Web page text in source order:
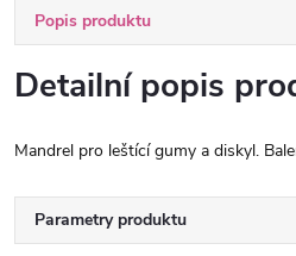
Popis produktu
Detailní popis
Mandrel pro leštící gumy a diskyl.
Parametry produktu